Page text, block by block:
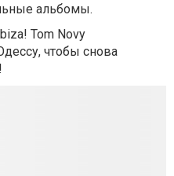
альбомы.
Tom Novy
чтобы снова